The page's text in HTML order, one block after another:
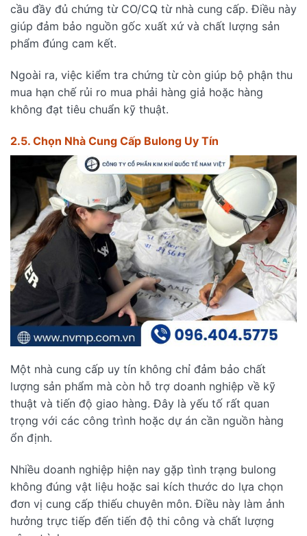
cầu đầy đủ chứng từ CO/CQ từ nhà cung cấp. Điều này
giúp đảm bảo nguồn gốc xuất xứ và chất lượng sản
phẩm đúng cam kết.
Ngoài ra, việc kiểm tra chứng từ còn giúp bộ phận thu
mua hạn chế rủi ro mua phải hàng giả hoặc hàng
không đạt tiêu chuẩn kỹ thuật.
2.5. Chọn Nhà Cung Cấp Bulong Uy Tín
Một nhà cung cấp uy tín không chỉ đảm bảo chất
lượng sản phẩm mà còn hỗ trợ doanh nghiệp về kỹ
thuật và tiến độ giao hàng. Đây là yếu tố rất quan
trọng với các công trình hoặc dự án cần nguồn hàng
ổn định.
Nhiều doanh nghiệp hiện nay gặp tình trạng bulong
không đúng vật liệu hoặc sai kích thước do lựa chọn
đơn vị cung cấp thiếu chuyên môn. Điều này làm ảnh
hưởng trực tiếp đến tiến độ thi công và chất lượng